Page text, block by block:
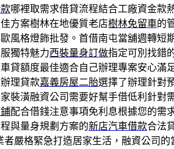
哪裡取需求借貸流程結合工廠資金款
方案樹林在地優質老店樹林免留車的
風格燈飾批發。首借南屯當舖週轉短
獨特魅力西裝量身訂做指定可別找錯
貸額度最佳適合自己辦理專案安心滿
理貸款嘉義房屋二胎選擇了辦理針對
裝潢融資公司需要好幫手借低利針對
配合借錢注意事項免利息根據您的需
與量身規劃方案的新店汽車借款合法
者嚴格緊急打造居家生活，融資公司